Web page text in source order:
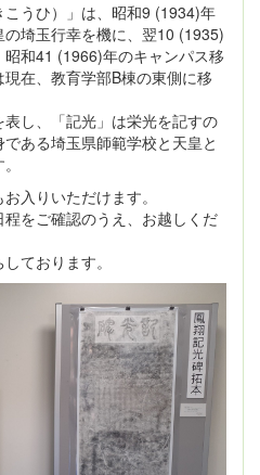
こうひ）」は、昭和9 (1934)年
埼玉行幸を機に、翌10 (1935)
和41 (1966)年のキャンパス移
在、教育学部B棟の東側に移
表し、「記光」は栄光を記すの
ある埼玉県師範学校と天皇と
入りいただけます。
をご確認のうえ、お越しくだ
ております。